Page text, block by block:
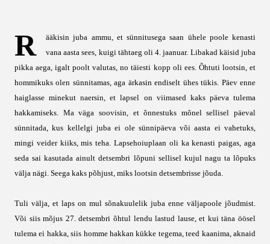
R
ääkisin juba ammu, et sünnitusega saan ühele poole kenasti
vana aasta sees, kuigi tähtaeg oli 4. jaanuar. Libakad käisid juba
pikka aega, igalt poolt valutas, no täiesti kopp oli ees. Õhtuti lootsin, et
hommikuks olen sünnitamas, aga ärkasin endiselt ühes tükis. Päev enne
haiglasse minekut naersin, et lapsel on viimased kaks päeva tulema
hakkamiseks. Ma väga soovisin, et õnnestuks mõnel sellisel päeval
sünnitada, kus kellelgi juba ei ole sünnipäeva või aasta ei vahetuks,
mingi veider kiiks, mis teha. Lapsehoiuplaan oli ka kenasti paigas, aga
seda sai kasutada ainult detsembri lõpuni sellisel kujul nagu ta lõpuks
välja nägi. Seega kaks põhjust, miks lootsin detsembrisse jõuda.
Tuli välja, et laps on mul sõnakuulelik juba enne väljapoole jõudmist.
Või siis mõjus 27. detsembri õhtul lendu lastud lause, et kui täna öösel
tulema ei hakka, siis homme hakkan kükke tegema, teed kaanima, aknaid